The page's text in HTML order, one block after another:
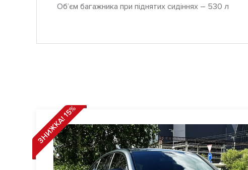
Об’єм багажника при піднятих сидіннях – 530 л
ЗНИЖКА! 15%